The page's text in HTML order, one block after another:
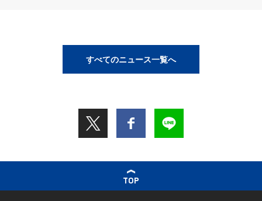
すべてのニュース一覧へ
TOP